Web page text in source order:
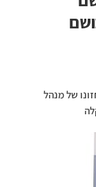
של מנהל